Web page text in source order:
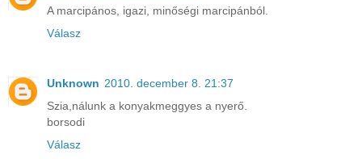
A marcipános, igazi, minőségi marcipánból.
Válasz
Unknown 2010. december 8. 21:37
Szia,nálunk a konyakmeggyes a nyerő.
borsodi
Válasz